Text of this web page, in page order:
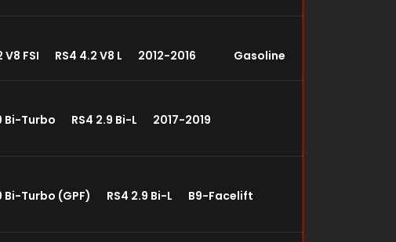
V8 FSI RS4 4.2 V8 L 2012-2016 Gasoline
Bi-Turbo RS4 2.9 Bi-L 2017-2019
Bi-Turbo (GPF) RS4 2.9 Bi-L B9-Facelift